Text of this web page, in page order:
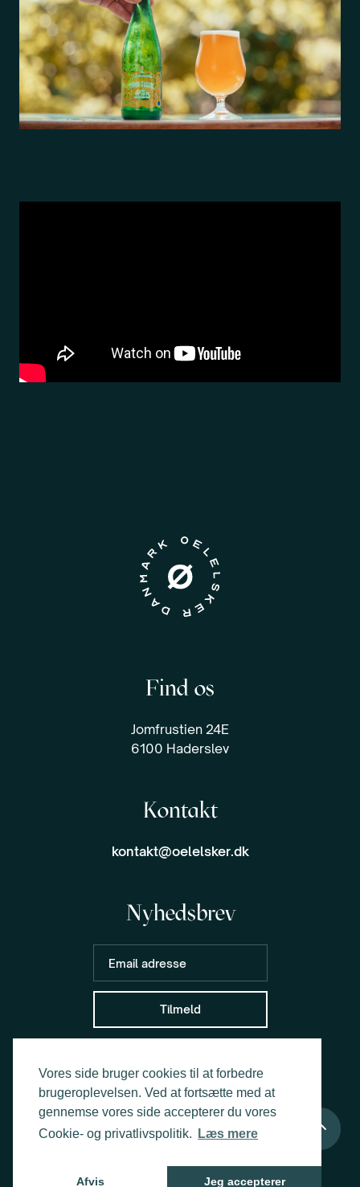
Vores side bruger cookies til at forbedre
brugeroplevelsen. Ved at fortsætte med at
gennemse vores side accepterer du vores
Cookie- og privatlivspolitik.
Læs mere
Afvis Jeg accepterer
Find os
Jomfrustien 24E
6100 Haderslev
Kontakt
kontakt@oelelsker.dk
Nyhedsbrev
Cookie- og privatlivspolitik